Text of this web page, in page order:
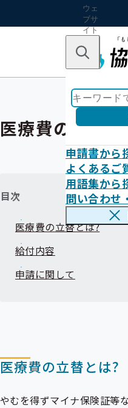
ウェ
ブサ
イト
のナ
ン
キーワード
申請書から
よくあるご
用語集から
問い合わせ
医療費の立替
目次
医療費の立替とは?
給付内容
申請に関して
医療費の立替とは?
やむを得ずマイナ保険証等